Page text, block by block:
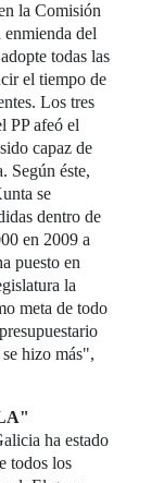
la Comisión
del
todas las
el tiempo de
Los tres
PP afeó el
capaz de
Según éste,
se
dentro de
en 2009 a
puesto en
la
meta de todo
hizo más",
ha estado
todos los